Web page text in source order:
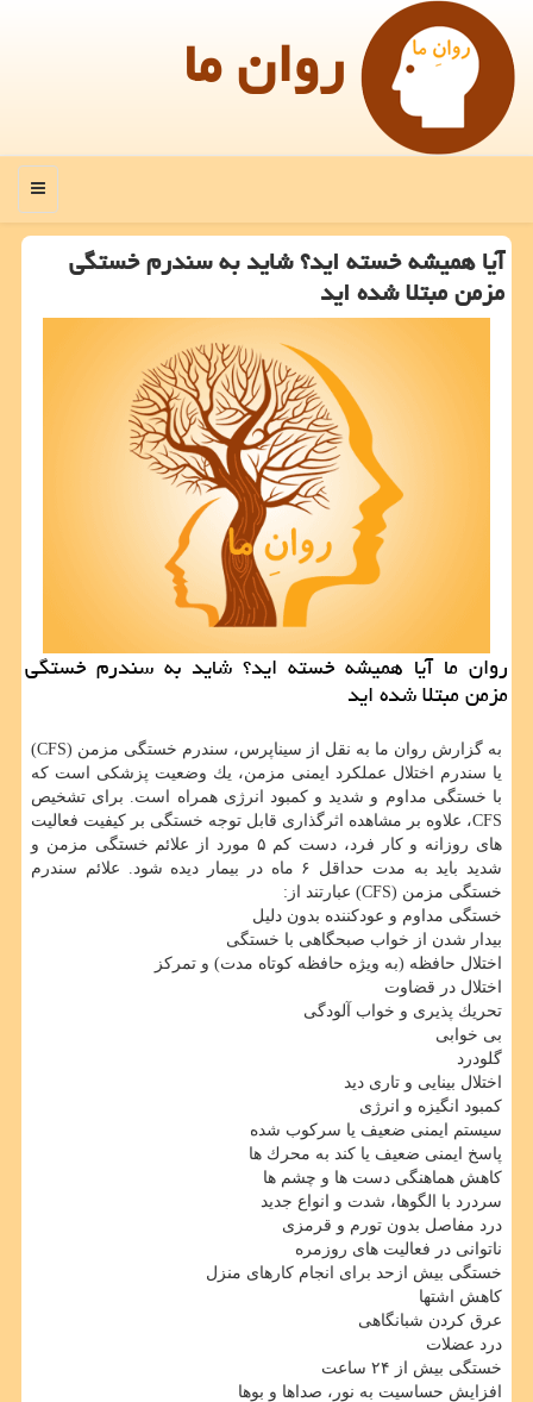
روان ما
منو
آیا همیشه خسته اید؟ شاید به سندرم خستگی
مزمن مبتلا شده اید
روان ما آیا همیشه خسته اید؟ شاید به سندرم خستگی
مزمن مبتلا شده اید
به گزارش روان ما به نقل از سیناپرس، سندرم خستگی مزمن (CFS)
یا سندرم اختلال عملكرد ایمنی مزمن، یك وضعیت پزشكی است كه
با خستگی مداوم و شدید و كمبود انرژی همراه است. برای تشخیص
CFS، علاوه بر مشاهده اثرگذاری قابل توجه خستگی بر كیفیت فعالیت
های روزانه و كار فرد، دست كم ۵ مورد از علائم خستگی مزمن و
شدید باید به مدت حداقل ۶ ماه در بیمار دیده شود. علائم سندرم
خستگی مزمن (CFS) عبارتند از:
خستگی مداوم و عودكننده بدون دلیل
بیدار شدن از خواب صبحگاهی با خستگی
اختلال حافظه (به ویژه حافظه كوتاه مدت) و تمركز
اختلال در قضاوت
تحریك پذیری و خواب آلودگی
بی خوابی
گلودرد
اختلال بینایی و تاری دید
كمبود انگیزه و انرژی
سیستم ایمنی ضعیف یا سركوب شده
پاسخ ایمنی ضعیف یا كند به محرك ها
كاهش هماهنگی دست ها و چشم ها
سردرد با الگوها، شدت و انواع جدید
درد مفاصل بدون تورم و قرمزی
ناتوانی در فعالیت های روزمره
خستگی بیش ازحد برای انجام كارهای منزل
كاهش اشتها
عرق كردن شبانگاهی
درد عضلات
خستگی بیش از ۲۴ ساعت
افزایش حساسیت به نور، صداها و بوها